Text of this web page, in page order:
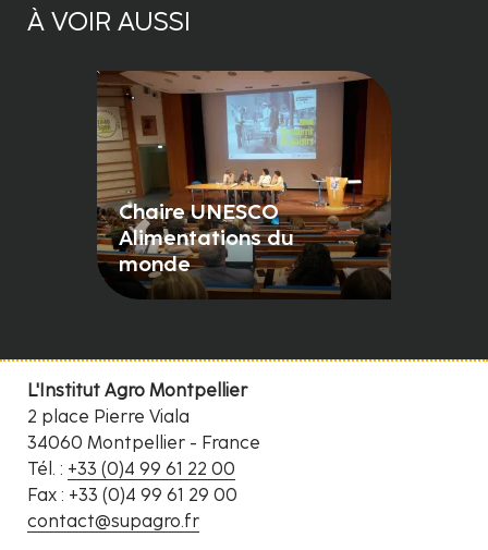
À VOIR AUSSI
Chaire UNESCO
Alimentations du
monde
L'Institut Agro Montpellier
2 place Pierre Viala
34060 Montpellier - France
Tél. : +33 (0)4 99 61 22 00
Fax : +33 (0)4 99 61 29 00
contact@supagro.fr